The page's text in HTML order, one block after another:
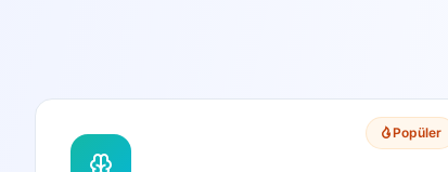
Popüler